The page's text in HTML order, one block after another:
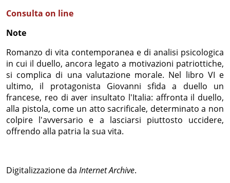
Consulta on line
Note
Romanzo di vita contemporanea e di analisi psicologica
in cui il duello, ancora legato a motivazioni patriottiche,
si complica di una valutazione morale. Nel libro VI e
ultimo, il protagonista Giovanni sfida a duello un
francese, reo di aver insultato l'Italia: affronta il duello,
alla pistola, come un atto sacrificale, determinato a non
colpire l'avversario e a lasciarsi piuttosto uccidere,
offrendo alla patria la sua vita.
Digitalizzazione da Internet Archive.